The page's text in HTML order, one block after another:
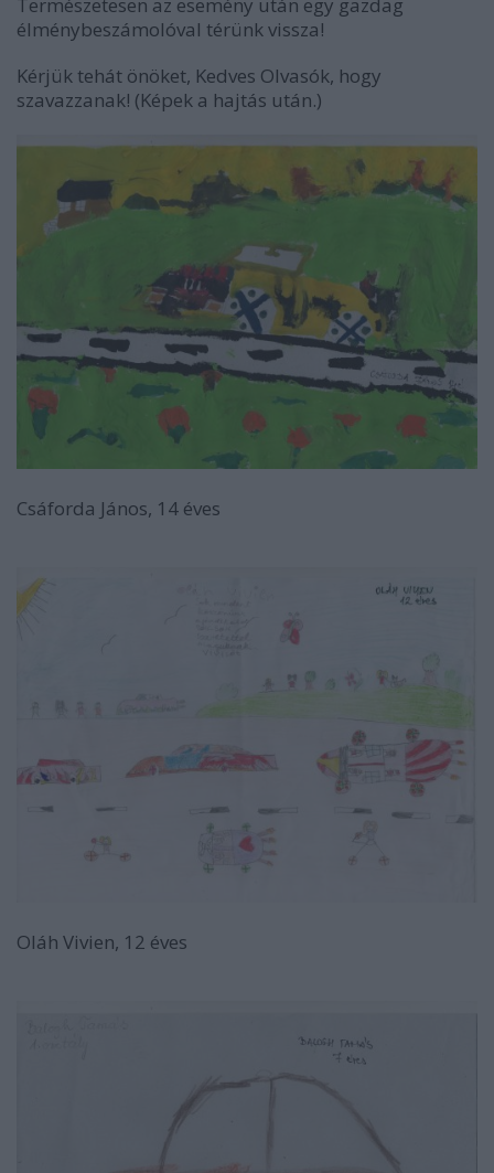
élménybeszámolóval térünk vissza!
Kérjük tehát önöket, Kedves Olvasók, hogy
szavazzanak! (Képek a hajtás után.)
Csáforda János, 14 éves
Oláh Vivien, 12 éves